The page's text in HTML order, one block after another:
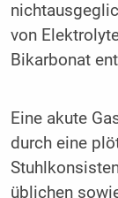
von
Bikarbonat
Eine akute
durch eine
üblichen